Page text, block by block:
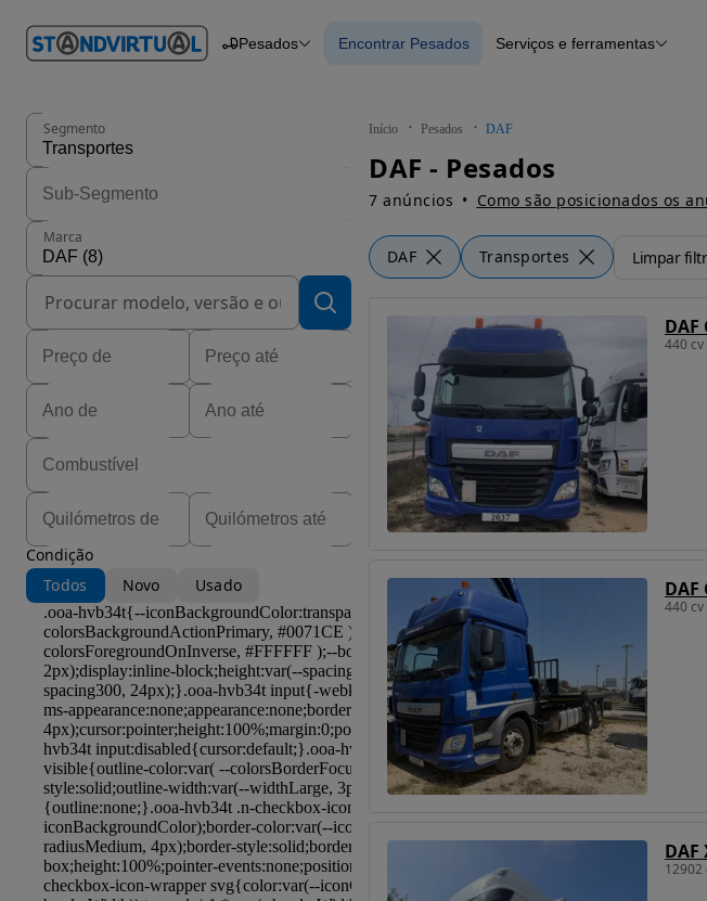
em
Carros Carros
Pesados Encontrar Pesados Serviços e ferramentas
Início Pesados DAF
DAF - Pesados
7 anúncios Como são posicionados os
DAF Transportes Limpar
Segmento
Marca
Condição
Todos
Novo Usado
DAF
440 cv
DAF
440 cv
DAF
12902